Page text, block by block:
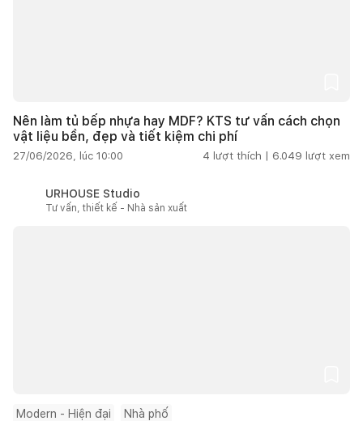
Nên làm tủ bếp nhựa hay MDF? KTS tư vấn cách chọn
vật liệu bền, đẹp và tiết kiệm chi phí
27/06/2026, lúc 10:00 4 lượt thích | 6.049 lượt xem
URHOUSE Studio
Tư vấn, thiết kế - Nhà sản xuất
Modern - Hiện đại Nhà phố